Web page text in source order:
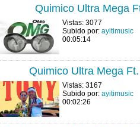
Quimico Ultra Mega
Vistas: 3077
Subido por: ayitimusic
00:05:14
Quimico Ultra Mega
Vistas: 3167
Subido por: ayitimusic
00:02:26